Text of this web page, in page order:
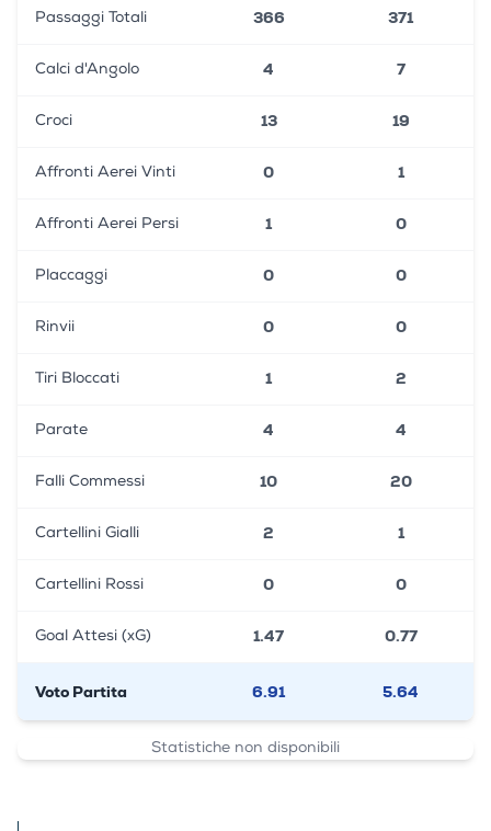
Passaggi Totali 366 371
Calci d'Angolo 4 7
Croci 13 19
Affronti Aerei Vinti 0 1
Affronti Aerei Persi 1 0
Placcaggi 0 0
Rinvii 0 0
Tiri Bloccati 1 2
Parate 4 4
Falli Commessi 10 20
Cartellini Gialli 2 1
Cartellini Rossi 0 0
Goal Attesi (xG) 1.47 0.77
Voto Partita 6.91 5.64
Statistiche non disponibili